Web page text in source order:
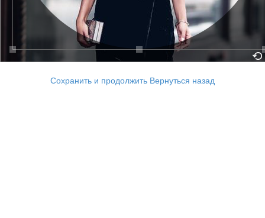
Сохранить и продолжить Вернуться назад